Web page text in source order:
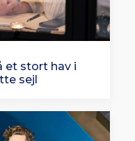
et stort hav i
sejl